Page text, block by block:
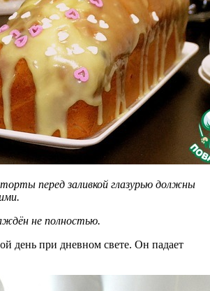
перед заливкой глазурью должны
не полностью.
день при дневном свете. Он падает